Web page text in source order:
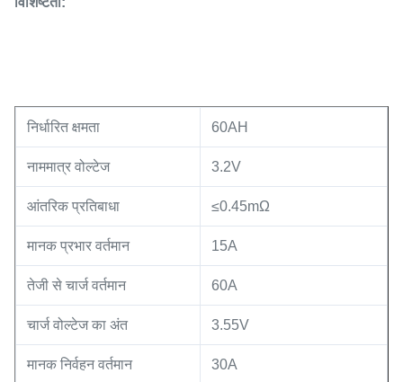
निर्धारित क्षमता 60AH
नाममात्र वोल्टेज 3.2V
आंतरिक प्रतिबाधा ≤0.45mΩ
मानक प्रभार वर्तमान 15A
तेजी से चार्ज वर्तमान 60A
चार्ज वोल्टेज का अंत 3.55V
मानक निर्वहन वर्तमान 30A